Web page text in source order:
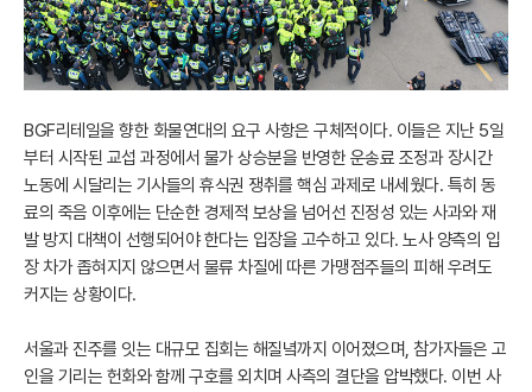
BGF리테일을 향한 화물연대의 요구 사항은 구체적이다. 이들은 지난 5일
부터 시작된 교섭 과정에서 물가 상승분을 반영한 운송료 조정과 장시간
노동에 시달리는 기사들의 휴식권 쟁취를 핵심 과제로 내세웠다. 특히 동
료의 죽음 이후에는 단순한 경제적 보상을 넘어선 진정성 있는 사과와 재
발 방지 대책이 선행되어야 한다는 입장을 고수하고 있다. 노사 양측의 입
장 차가 좁혀지지 않으면서 물류 차질에 따른 가맹점주들의 피해 우려도
커지는 상황이다.
서울과 진주를 잇는 대규모 집회는 해질녘까지 이어졌으며, 참가자들은 고
인을 기리는 헌화와 함께 구호를 외치며 사측의 결단을 압박했다. 이번 사